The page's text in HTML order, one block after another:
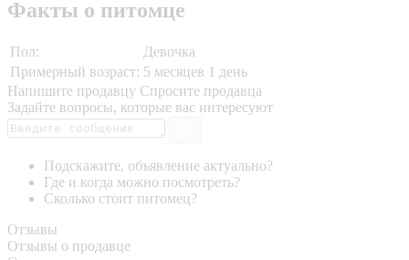
Факты о питомце
Пол:
Девочка
Примерный возраст: 5 месяцев 1 день
Напишите продавцу Спросите продавца
Задайте вопросы, которые вас интересуют
Подскажите, объявление актуально?
Где и когда можно посмотреть?
Сколько стоит питомец?
Отзывы
Отзывы о продавце